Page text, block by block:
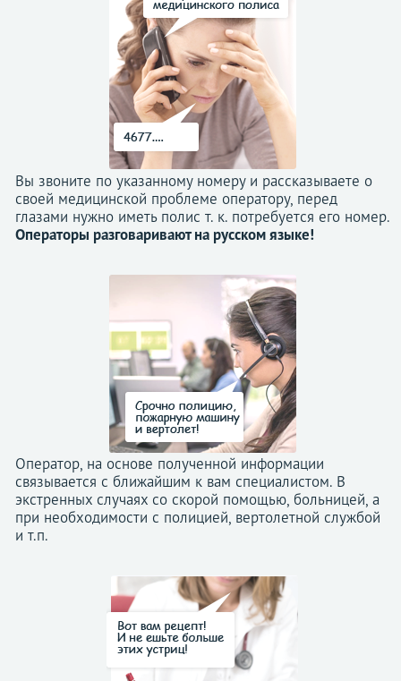
Вы звоните по указанному номеру и рассказываете о
своей медицинской проблеме оператору, перед
глазами нужно иметь полис т. к. потребуется его номер.
Операторы разговаривают на русском языке!
Оператор, на основе полученной информации
связывается с ближайшим к вам специалистом. В
экстренных случаях со скорой помощью, больницей, а
при необходимости с полицией, вертолетной службой
и т.п.